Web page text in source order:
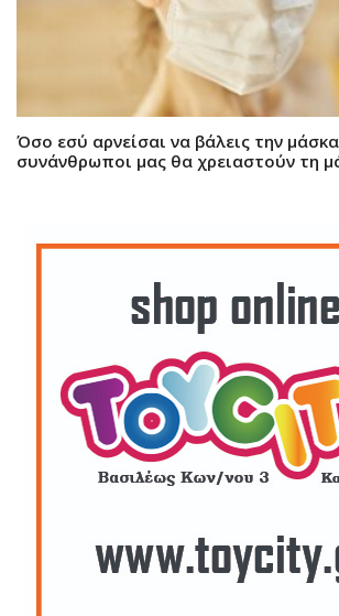
Όσο εσύ αρνείσαι να βάλεις την
συνάνθρωποι μας θα χρειαστούν τη